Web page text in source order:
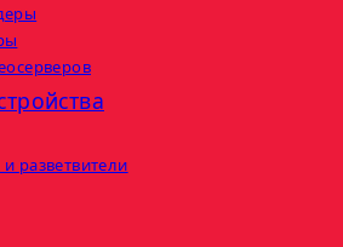
разветвители